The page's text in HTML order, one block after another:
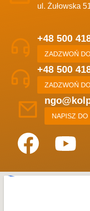
ul. Żułowska
+48 500
ZADZWOŃ
+48 500
ZADZWOŃ
NAPISZ DO